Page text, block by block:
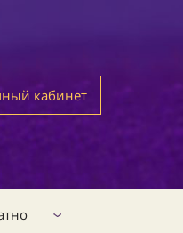
кабинет